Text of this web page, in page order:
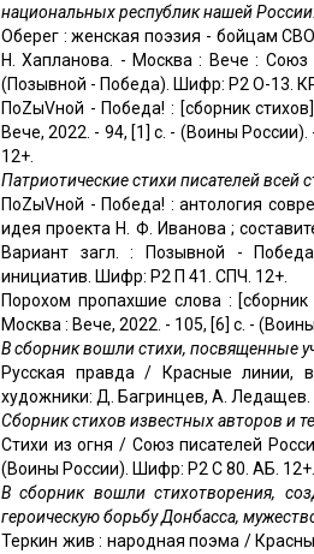
национальных республик нашей России.
Оберег : женская поэзия - бойцам
Н. Хапланова. - Москва : Вече : Союз
(Позывной - Победа). Шифр: Р2 О-13.
ПоZыVной - Победа! : [сборник
Вече, 2022. - 94, [1] с. - (Воины
12+.
Патриотические стихи писателей всей
ПоZыVной - Победа! : антология
идея проекта Н. Ф. Иванова ;
Вариант загл. : Позывной -
инициатив. Шифр: Р2 П 41. СПЧ. 12+.
Порохом пропахшие слова :
Москва : Вече, 2022. - 105, [6] с. -
В сборник вошли стихи, посвященные
Русская правда / Красные линии,
художники: Д. Багринцев, А. Ледащев.
Сборник стихов известных авторов и
Стихи из огня / Союз писателей
(Воины России). Шифр: Р2 С 80. АБ. 12+.
В сборник вошли стихотворения,
героическую борьбу Донбасса,
Теркин жив : народная поэма /